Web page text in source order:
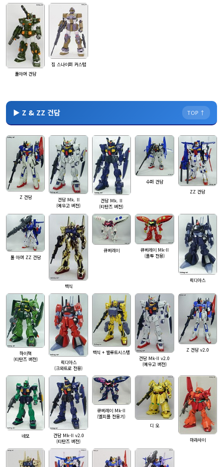
풀아머 건담
짐 스나이퍼 커스텀
▶ Z & ZZ 건담 TOP ↑
Z 건담
건담 Mk. II
(에우고 버전)
건담 Mk. II
(티탄즈 버전)
수퍼 건담
ZZ 건담
풀 아머 ZZ 건담
백식
큐베레이
큐베레이 Mk-II
(플투 전용)
릭디아스
하이잭
(티탄즈 버전)
릭디아스
(크와트로 전용)
백식 + 밸류트시스템
건담 Mk-II v2.0
(에우고 버전)
Z 건담 v2.0
네모
건담 Mk-II v2.0
(티탄즈 버전)
큐베레이 Mk-II
(엘피플 전용기)
디 오
마라사이